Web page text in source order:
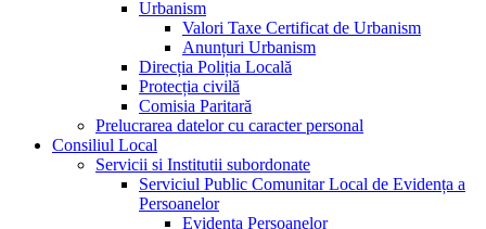
Urbanism
Valori Taxe Certificat de Urbanism
Anunțuri Urbanism
Direcția Poliția Locală
Protecția civilă
Comisia Paritară
Prelucrarea datelor cu caracter personal
Consiliul Local
Servicii si Institutii subordonate
Serviciul Public Comunitar Local de Evidența a
Persoanelor
Evidența Persoanelor